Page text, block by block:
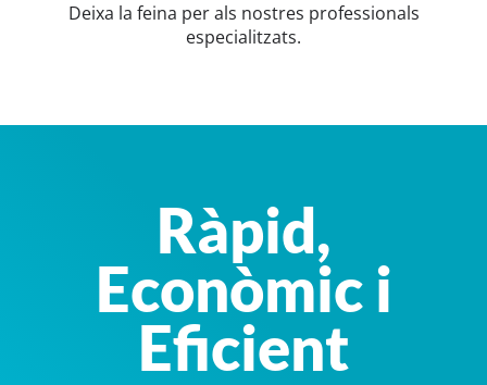
Deixa la feina per als nostres professionals
especialitzats.
Ràpid,
Econòmic i
Eficient